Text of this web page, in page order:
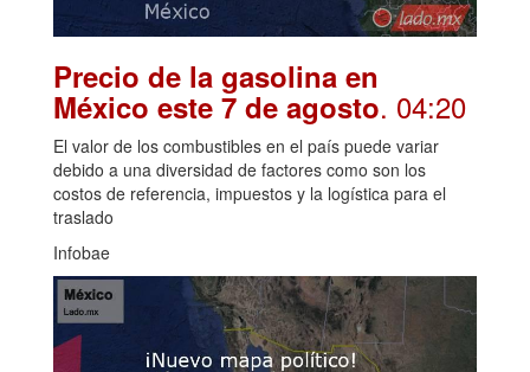
Precio de la gasolina en
México este 7 de agosto. 04:20
El valor de los combustibles en el país puede variar
debido a una diversidad de factores como son los
costos de referencia, impuestos y la logística para el
traslado
Infobae